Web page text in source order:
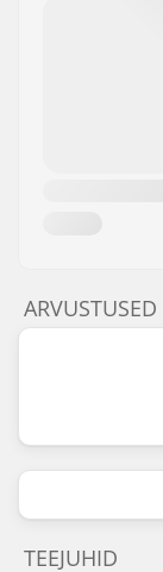
ARVUSTUSED
TEEJUHID